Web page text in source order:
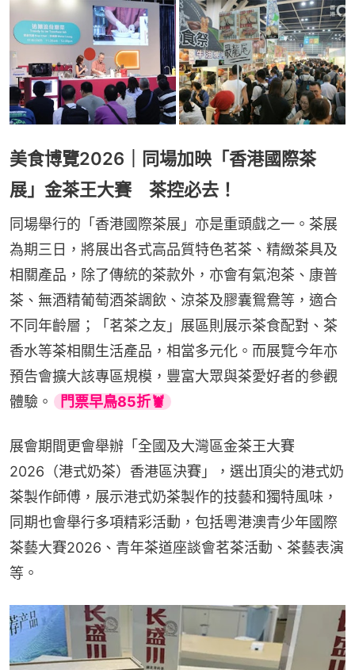
美食博覽2026｜同場加映「香港國際茶
展」金茶王大賽 茶控必去！
同場舉行的「香港國際茶展」亦是重頭戲之一。茶展
為期三日，將展出各式高品質特色茗茶、精緻茶具及
相關產品，除了傳統的茶款外，亦會有氣泡茶、康普
茶、無酒精葡萄酒茶調飲、涼茶及膠囊鴛鴦等，適合
不同年齡層；「茗茶之友」展區則展示茶食配對、茶
香水等茶相關生活產品，相當多元化。而展覽今年亦
預告會擴大該專區規模，豐富大眾與茶愛好者的參觀
體驗。
門票早鳥85折🦞
展會期間更會舉辦「全國及大灣區金茶王大賽
2026（港式奶茶）香港區決賽」，選出頂尖的港式奶
茶製作師傅，展示港式奶茶製作的技藝和獨特風味，
同期也會舉行多項精彩活動，包括粵港澳青少年國際
茶藝大賽2026、青年茶道座談會茗茶活動、茶藝表演
等。